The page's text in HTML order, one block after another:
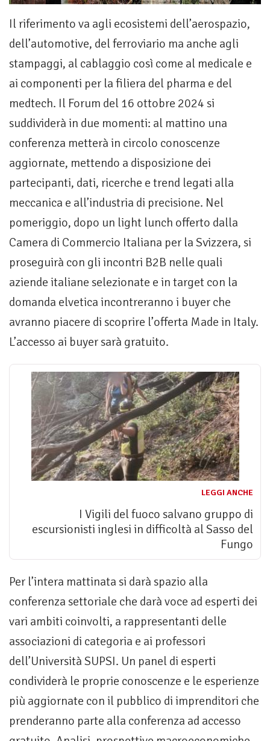
Il riferimento va agli ecosistemi dell’aerospazio,
dell’automotive, del ferroviario ma anche agli
stampaggi, al cablaggio così come al medicale e
ai componenti per la filiera del pharma e del
medtech. Il Forum del 16 ottobre 2024 si
suddividerà in due momenti: al mattino una
conferenza metterà in circolo conoscenze
aggiornate, mettendo a disposizione dei
partecipanti, dati, ricerche e trend legati alla
meccanica e all’industria di precisione. Nel
pomeriggio, dopo un light lunch offerto dalla
Camera di Commercio Italiana per la Svizzera, si
proseguirà con gli incontri B2B nelle quali
aziende italiane selezionate e in target con la
domanda elvetica incontreranno i buyer che
avranno piacere di scoprire l’offerta Made in Italy.
L’accesso ai buyer sarà gratuito.
LEGGI ANCHE
I Vigili del fuoco salvano gruppo di
escursionisti inglesi in difficoltà al Sasso del
Fungo
Per l’intera mattinata si darà spazio alla
conferenza settoriale che darà voce ad esperti dei
vari ambiti coinvolti, a rappresentanti delle
associazioni di categoria e ai professori
dell’Università SUPSI. Un panel di esperti
condividerà le proprie conoscenze e le esperienze
più aggiornate con il pubblico di imprenditori che
prenderanno parte alla conferenza ad accesso